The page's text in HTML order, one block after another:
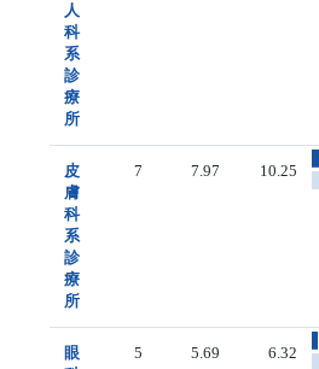
人
科
系
診
療
所
皮
膚
科
系
診
療
所
7 7.97 10.25
眼
5 5.69 6.32